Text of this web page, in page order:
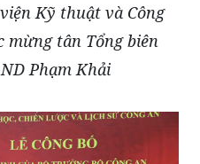
Kỹ thuật và Công
mừng tân Tổng biên
Phạm Khải